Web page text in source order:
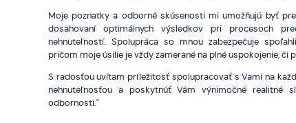
Moje poznatky a odborné skúsenosti mi umožňujú byť
dosahovaní optimálnych výsledkov pri procesoch
nehnuteľností. Spolupráca so mnou zabezpečuje
pričom moje úsilie je vždy zamerané na plné uspokojenie, či
S radosťou uvítam príležitosť spolupracovať s Vami na
nehnuteľnosťou a poskytnúť Vám výnimočné realitné
odbornosti."